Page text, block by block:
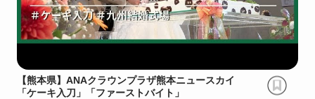
【熊本県】ANAクラウンプラザ熊本ニュースカイ
「ケーキ入刀」「ファーストバイト」